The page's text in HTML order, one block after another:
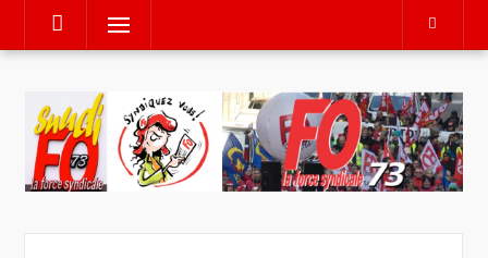
contenu
Menu